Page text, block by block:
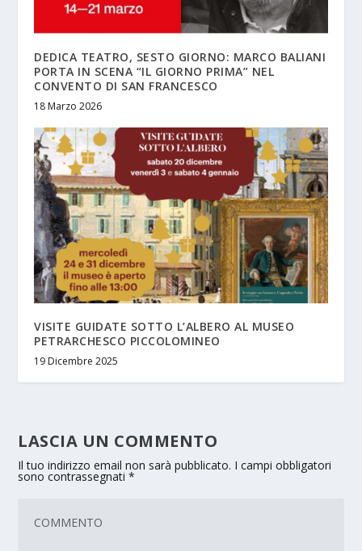
DEDICA TEATRO, SESTO GIORNO: MARCO BALIANI
PORTA IN SCENA “IL GIORNO PRIMA” NEL
CONVENTO DI SAN FRANCESCO
18 Marzo 2026
VISITE GUIDATE SOTTO L’ALBERO AL MUSEO
PETRARCHESCO PICCOLOMINEO
19 Dicembre 2025
LASCIA UN COMMENTO
Il tuo indirizzo email non sarà pubblicato. I campi obbligatori
sono contrassegnati*